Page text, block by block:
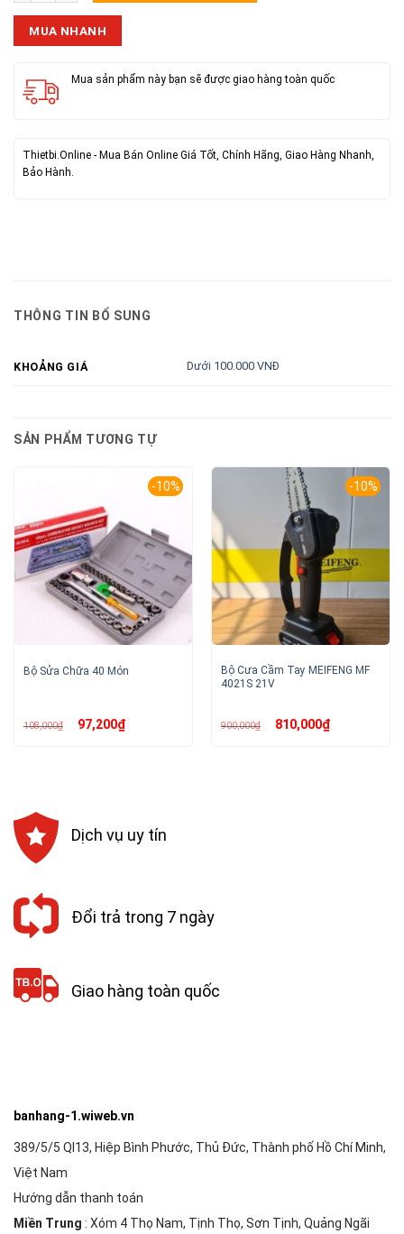
MUA NHANH
Mua sản phẩm này bạn sẽ được giao hàng toàn quốc
Thietbi.Online - Mua Bán Online Giá Tốt, Chính Hãng, Giao Hàng Nhanh,
Bảo Hành.
THÔNG TIN BỔ SUNG
KHOẢNG GIÁ Dưới 100.000 VNĐ
SẢN PHẨM TƯƠNG TỰ
-10%
Bộ Sửa Chữa 40 Món
108,000₫ Giá
gốc97,200₫Giá
-10%
Bộ Cưa Cầm Tay MEIFENG MF
4021S 21V
900,000₫ Giá
gốc810,000₫Giá
Dịch vụ uy tín
Đổi trả trong 7 ngày
Giao hàng toàn quốc
banhang-1.wiweb.vn
389/5/5 Ql13, Hiệp Bình Phước, Thủ Đức, Thành phố Hồ Chí Minh,
Việt Nam
Hướng dẫn thanh toán
Miền Trung : Xóm 4 Thọ Nam, Tịnh Thọ, Sơn Tịnh, Quảng Ngãi